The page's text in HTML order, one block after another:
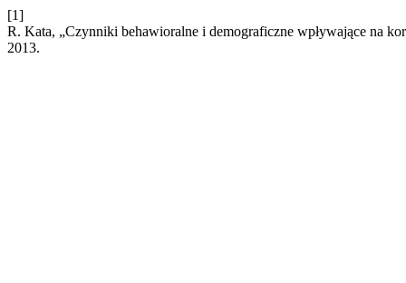
[1]
R. Kata, „Czynniki behawioralne i demograficzne wpływające na
2013.